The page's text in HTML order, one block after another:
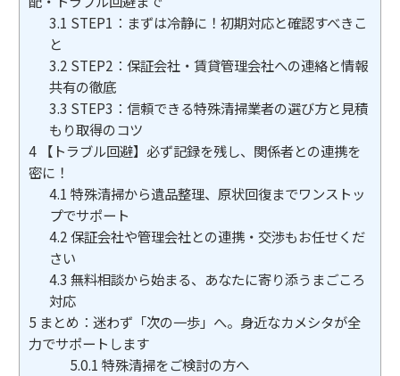
3.1 STEP1：まずは冷静に！初期対応と確認すべきこ
と
3.2 STEP2：保証会社・賃貸管理会社への連絡と情報
共有の徹底
3.3 STEP3：信頼できる特殊清掃業者の選び方と見積
もり取得のコツ
4 【トラブル回避】必ず記録を残し、関係者との連携を
密に！
4.1 特殊清掃から遺品整理、原状回復までワンストッ
プでサポート
4.2保証会社や管理会社との連携・交渉もお任せくだ
さい
4.3 無料相談から始まる、あなたに寄り添うまごころ
対応
5 まとめ：迷わず「次の一歩」へ。身近なカメシタが全
力でサポートします
5.0.1 特殊清掃をご検討の方へ